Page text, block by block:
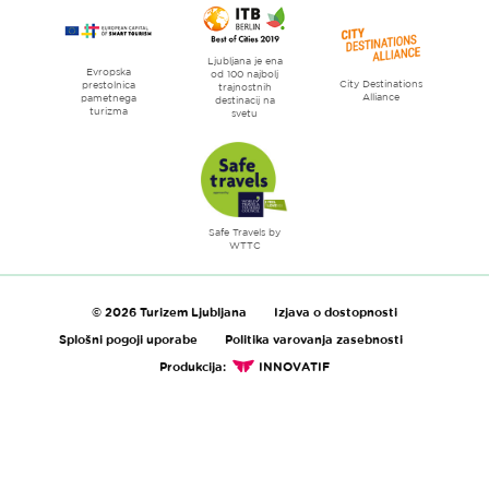
Evropska
prestolnica
pametnega
turizma
Ljubljana je ena
od 100 najbolj
trajnostnih
destinacij na
svetu
City Destinations
Alliance
Safe Travels by
WTTC
© 2026 Turizem Ljubljana
Izjava o dostopnosti
Splošni pogoji uporabe
Politika varovanja zasebnosti
Produkcija:
INNOVATIF